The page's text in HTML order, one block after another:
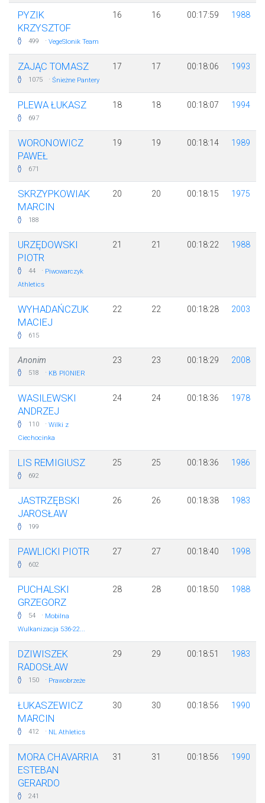
PYZIK
KRZYSZTOF
499 · VegeSlonik Team
16 16 00:17:59 1988
ZAJĄC TOMASZ
1075 · Śnieżne Pantery
17 17 00:18:06 1993
PLEWA ŁUKASZ
697
18 18 00:18:07 1994
WORONOWICZ
PAWEŁ
671
19 19 00:18:14 1989
SKRZYPKOWIAK
MARCIN
188
20 20 00:18:15 1975
URZĘDOWSKI
PIOTR
44 · Piwowarczyk
Athletics
21 21 00:18:22 1988
WYHADAŃCZUK
MACIEJ
615
22 22 00:18:28 2003
Anonim
518 · KB PIONIER
23 23 00:18:29 2008
WASILEWSKI
ANDRZEJ
110 · Wilki z
Ciechocinka
24 24 00:18:36 1978
LIS REMIGIUSZ
692
25 25 00:18:36 1986
JASTRZĘBSKI
JAROSŁAW
199
26 26 00:18:38 1983
PAWLICKI PIOTR
602
27 27 00:18:40 1998
PUCHALSKI
GRZEGORZ
54 · Mobilna
Wulkanizacja 536-22...
28 28 00:18:50 1988
DZIWISZEK
RADOSŁAW
150 · Prawobrzeże
29 29 00:18:51 1983
ŁUKASZEWICZ
MARCIN
412 · NL Athletics
30 30 00:18:56 1990
MORA CHAVARRIA
ESTEBAN
GERARDO
241
31 31 00:18:56 1990